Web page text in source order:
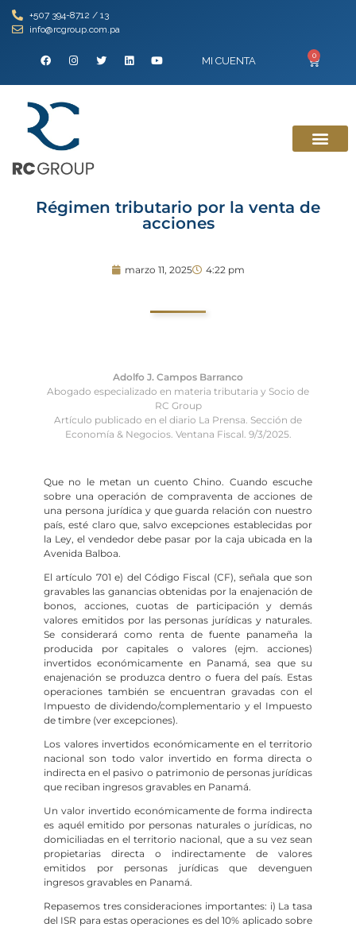
+507 394-8712 / 13
info@rcgroup.com.pa
MI CUENTA 0
Régimen tributario por la venta de
acciones
marzo 11, 2025 4:22 pm
Adolfo J. Campos Barranco
Abogado especializado en materia tributaria y Socio de
RC Group
Artículo publicado en el diario La Prensa. Sección de
Economía & Negocios. Ventana Fiscal. 9/3/2025.
Que no le metan un cuento Chino. Cuando escuche
sobre una operación de compraventa de acciones de
una persona jurídica y que guarda relación con nuestro
país, esté claro que, salvo excepciones establecidas por
la Ley, el vendedor debe pasar por la caja ubicada en la
Avenida Balboa.
El artículo 701 e) del Código Fiscal (CF), señala que son
gravables las ganancias obtenidas por la enajenación de
bonos, acciones, cuotas de participación y demás
valores emitidos por las personas jurídicas y naturales.
Se considerará como renta de fuente panameña la
producida por capitales o valores (ejm. acciones)
invertidos económicamente en Panamá, sea que su
enajenación se produzca dentro o fuera del país. Estas
operaciones también se encuentran gravadas con el
Impuesto de dividendo/complementario y el Impuesto
de timbre (ver excepciones).
Los valores invertidos económicamente en el territorio
nacional son todo valor invertido en forma directa o
indirecta en el pasivo o patrimonio de personas jurídicas
que reciban ingresos gravables en Panamá.
Un valor invertido económicamente de forma indirecta
es aquél emitido por personas naturales o jurídicas, no
domiciliadas en el territorio nacional, que a su vez sean
propietarias directa o indirectamente de valores
emitidos por personas jurídicas que devenguen
ingresos gravables en Panamá.
Repasemos tres consideraciones importantes: i) La tasa
del ISR para estas operaciones es del 10% aplicado sobre